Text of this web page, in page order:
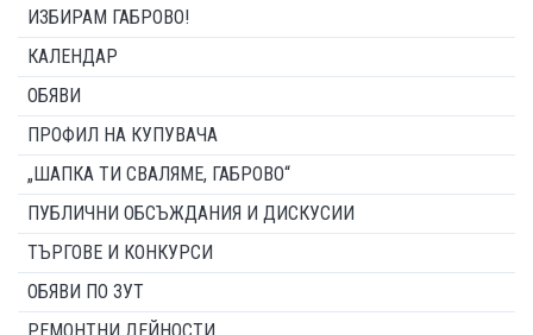
ИЗБИРАМ ГАБРОВО!
КАЛЕНДАР
ОБЯВИ
ПРОФИЛ НА КУПУВАЧА
„ШАПКА ТИ СВАЛЯМЕ, ГАБРОВО“
ПУБЛИЧНИ ОБСЪЖДАНИЯ И ДИСКУСИИ
ТЪРГОВЕ И КОНКУРСИ
ОБЯВИ ПО ЗУТ
РЕМОНТНИ ДЕЙНОСТИ